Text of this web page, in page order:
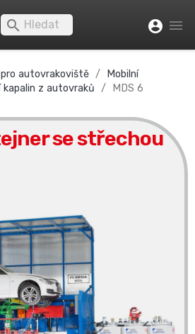
 account_circle 
autovrakoviště
Mobilní
z autovraků
MDS 6
se střechou